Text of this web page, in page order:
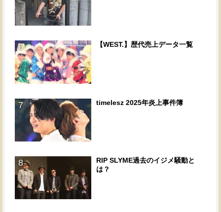
6 【WEST.】歴代売上データ一覧
7 timelesz 2025年炎上事件簿
8
RIP SLYME過去のイジメ騒動と
は？